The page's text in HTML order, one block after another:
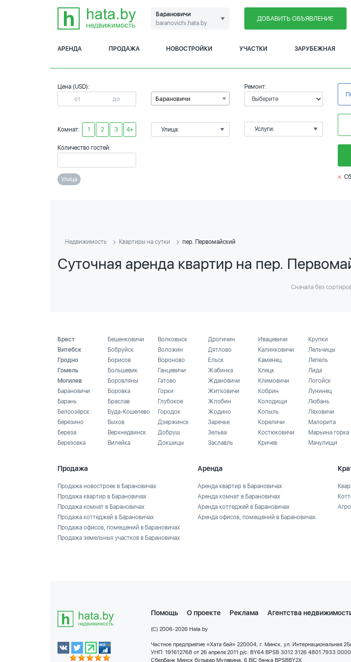
Барановичи
baranovichi.hata.by
ДОБАВИТЬ ОБЪЯВЛЕНИЕ
АРЕНДА ПРОДАЖА НОВОСТРОЙКИ УЧАСТКИ ЗАРУБЕЖНАЯ
Цена (USD):
Комнат: 1 2 3 4+
Количество гостей:
Барановичи
Улица:
Ремонт:
Услуги:
Улица
Недвижимость Квартиры на сутки пер. Первомайский
Суточная аренда квартир на пер.
Сначала без
Брест
Витебск
Гродно
Гомель
Могилев
Барановичи
Барань
Белоозёрск
Березино
Береза
Березовка
Бешенковичи
Бобруйск
Борисов
Большевик
Боровляны
Боровка
Браслав
Буда-Кошелево
Быхов
Верхнедвинск
Вилейка
Волковыск
Воложин
Вороново
Ганцевичи
Гатово
Горки
Глубокое
Городок
Дзержинск
Добруш
Докшицы
Дрогичин
Дятлово
Ельск
Жабинка
Ждановичи
Житковичи
Жлобин
Жодино
Заречье
Зельва
Заславль
Ивацевичи
Калинковичи
Каменец
Клецк
Климовичи
Кобрин
Колодищи
Копыль
Кореличи
Костюковичи
Кричев
Крупки
Лельчицы
Лепель
Лида
Логойск
Лунинец
Любань
Ляховичи
Малорита
Марьина горка
Мачулищи
Продажа
Продажа новостроек в Барановичах
Продажа квартир в Барановичах
Продажа комнат в Барановичах
Продажа коттеджей в Барановичах
Продажа офисов, помещений в Барановичах
Продажа земельных участков в Барановичах
Аренда
Аренда квартир в Барановичах
Аренда комнат в Барановичах
Аренда коттеджей в Барановичах
Аренда офисов, помещений в Барановичах
Помощь О проекте Реклама Агентства
(C) 2006-2026 Hata.by
Частное предприятие «Хата бай» 220004, г. Минск, ул. Интернациональная
УНП: 191612768 от 26 апреля 2011 р/с: BY64 BPSB 3012 3126 4801 7933
Сбербанк Минск бульвар Мулявина, 6 BIC банка BPSBBY2X